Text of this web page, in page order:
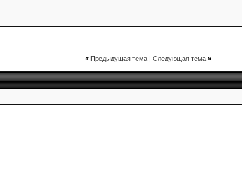
« Предыдущая тема| Следующая тема »